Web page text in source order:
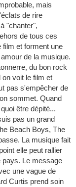
mais
de rire
"chanter",
de tous ces
film et forment une
de la musique.
du bon rock
on voit le film et
pas s'empêcher de
sommet. Quand
être dépité...
pas un grand
Beach Boys, The
La musique fait
elle peut rallier
pays. Le message
une vague de
Curtis prend soin